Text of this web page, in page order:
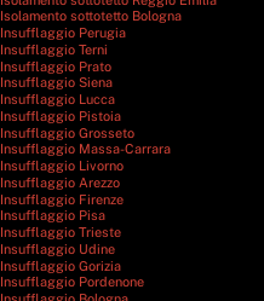
Isolamento sottotetto Bologna
Insufflaggio Perugia
Insufflaggio Terni
Insufflaggio Prato
Insufflaggio Siena
Insufflaggio Lucca
Insufflaggio Pistoia
Insufflaggio Grosseto
Insufflaggio Massa-Carrara
Insufflaggio Livorno
Insufflaggio Arezzo
Insufflaggio Firenze
Insufflaggio Pisa
Insufflaggio Trieste
Insufflaggio Udine
Insufflaggio Gorizia
Insufflaggio Pordenone